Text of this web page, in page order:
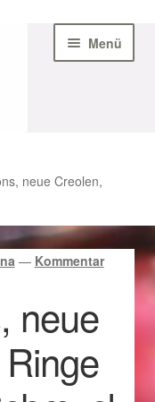
Menü
neue Creolen,
— Kommentar
neue